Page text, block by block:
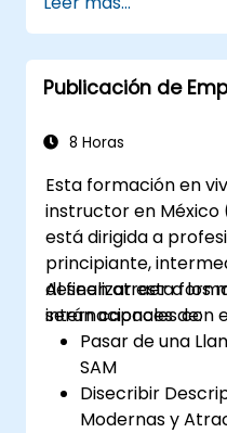
Mejorar sus
Servir como
Publicación de
8 Horas
Esta formación en
instructor en
está dirigida a
principiante,
deseen atraer a los
internacionales con
Al finalizar esta
serán capaces de:
Pasar de una
SAM
Disecribir
Modernas y